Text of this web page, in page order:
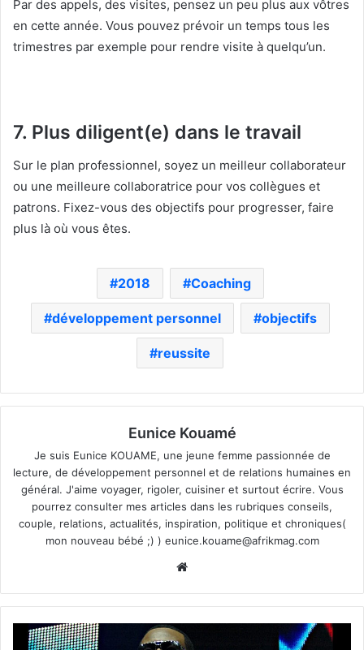
Par des appels, des visites, pensez un peu plus aux vôtres
en cette année. Vous pouvez prévoir un temps tous les
trimestres par exemple pour rendre visite à quelqu’un.
7. Plus diligent(e) dans le travail
Sur le plan professionnel, soyez un meilleur collaborateur
ou une meilleure collaboratrice pour vos collègues et
patrons. Fixez-vous des objectifs pour progresser, faire
plus là où vous êtes.
2018 Coaching
développement personnel objectifs
reussite
Eunice Kouamé
Je suis Eunice KOUAME, une jeune femme passionnée de
lecture, de développement personnel et de relations humaines en
général. J'aime voyager, rigoler, cuisiner et surtout écrire. Vous
pourrez consulter mes articles dans les rubriques conseils,
couple, relations, actualités, inspiration, politique et chroniques(
mon nouveau bébé ;) ) eunice.kouame@afrikmag.com